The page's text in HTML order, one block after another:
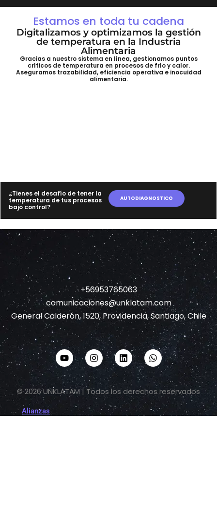
Estamos en toda tu cadena
Digitalizamos y optimizamos la gestión
de temperatura en la Industria
Alimentaria
Gracias a nuestro sistema en línea, gestionamos puntos
críticos de temperatura en procesos de frío y calor.
Aseguramos trazabilidad, eficiencia operativa e inocuidad
alimentaria.
¿Tienes el desafío de tener la
temperatura de tus procesos
bajo control?
AUTODIAGNOSTICO
+56953765063
comunicaciones@unklatam.com
General Calderón, 1520, Providencia, Santiago, Chile
© 2026 UNKLATAM | Todos los derechos reservados
Alianzas